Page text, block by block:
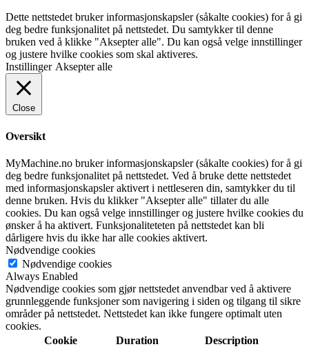
Dette nettstedet bruker informasjonskapsler (såkalte cookies) for å gi
deg bedre funksjonalitet på nettstedet. Du samtykker til denne
bruken ved å klikke "Aksepter alle". Du kan også velge innstillinger
og justere hvilke cookies som skal aktiveres.
Instillinger Aksepter alle
Close
Oversikt
MyMachine.no bruker informasjonskapsler (såkalte cookies) for å gi
deg bedre funksjonalitet på nettstedet. Ved å bruke dette nettstedet
med informasjonskapsler aktivert i nettleseren din, samtykker du til
denne bruken. Hvis du klikker "Aksepter alle" tillater du alle
cookies. Du kan også velge innstillinger og justere hvilke cookies du
ønsker å ha aktivert. Funksjonaliteteten på nettstedet kan bli
dårligere hvis du ikke har alle cookies aktivert.
Nødvendige cookies
Nødvendige cookies
Always Enabled
Nødvendige cookies som gjør nettstedet anvendbar ved å aktivere
grunnleggende funksjoner som navigering i siden og tilgang til sikre
områder på nettstedet. Nettstedet kan ikke fungere optimalt uten
cookies.
Cookie
Duration Description